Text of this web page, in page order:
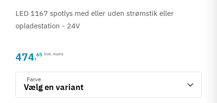
LED 1167 spotlys med eller uden strømstik eller
opladestation - 24V
474,65 Inkl. moms
Farve